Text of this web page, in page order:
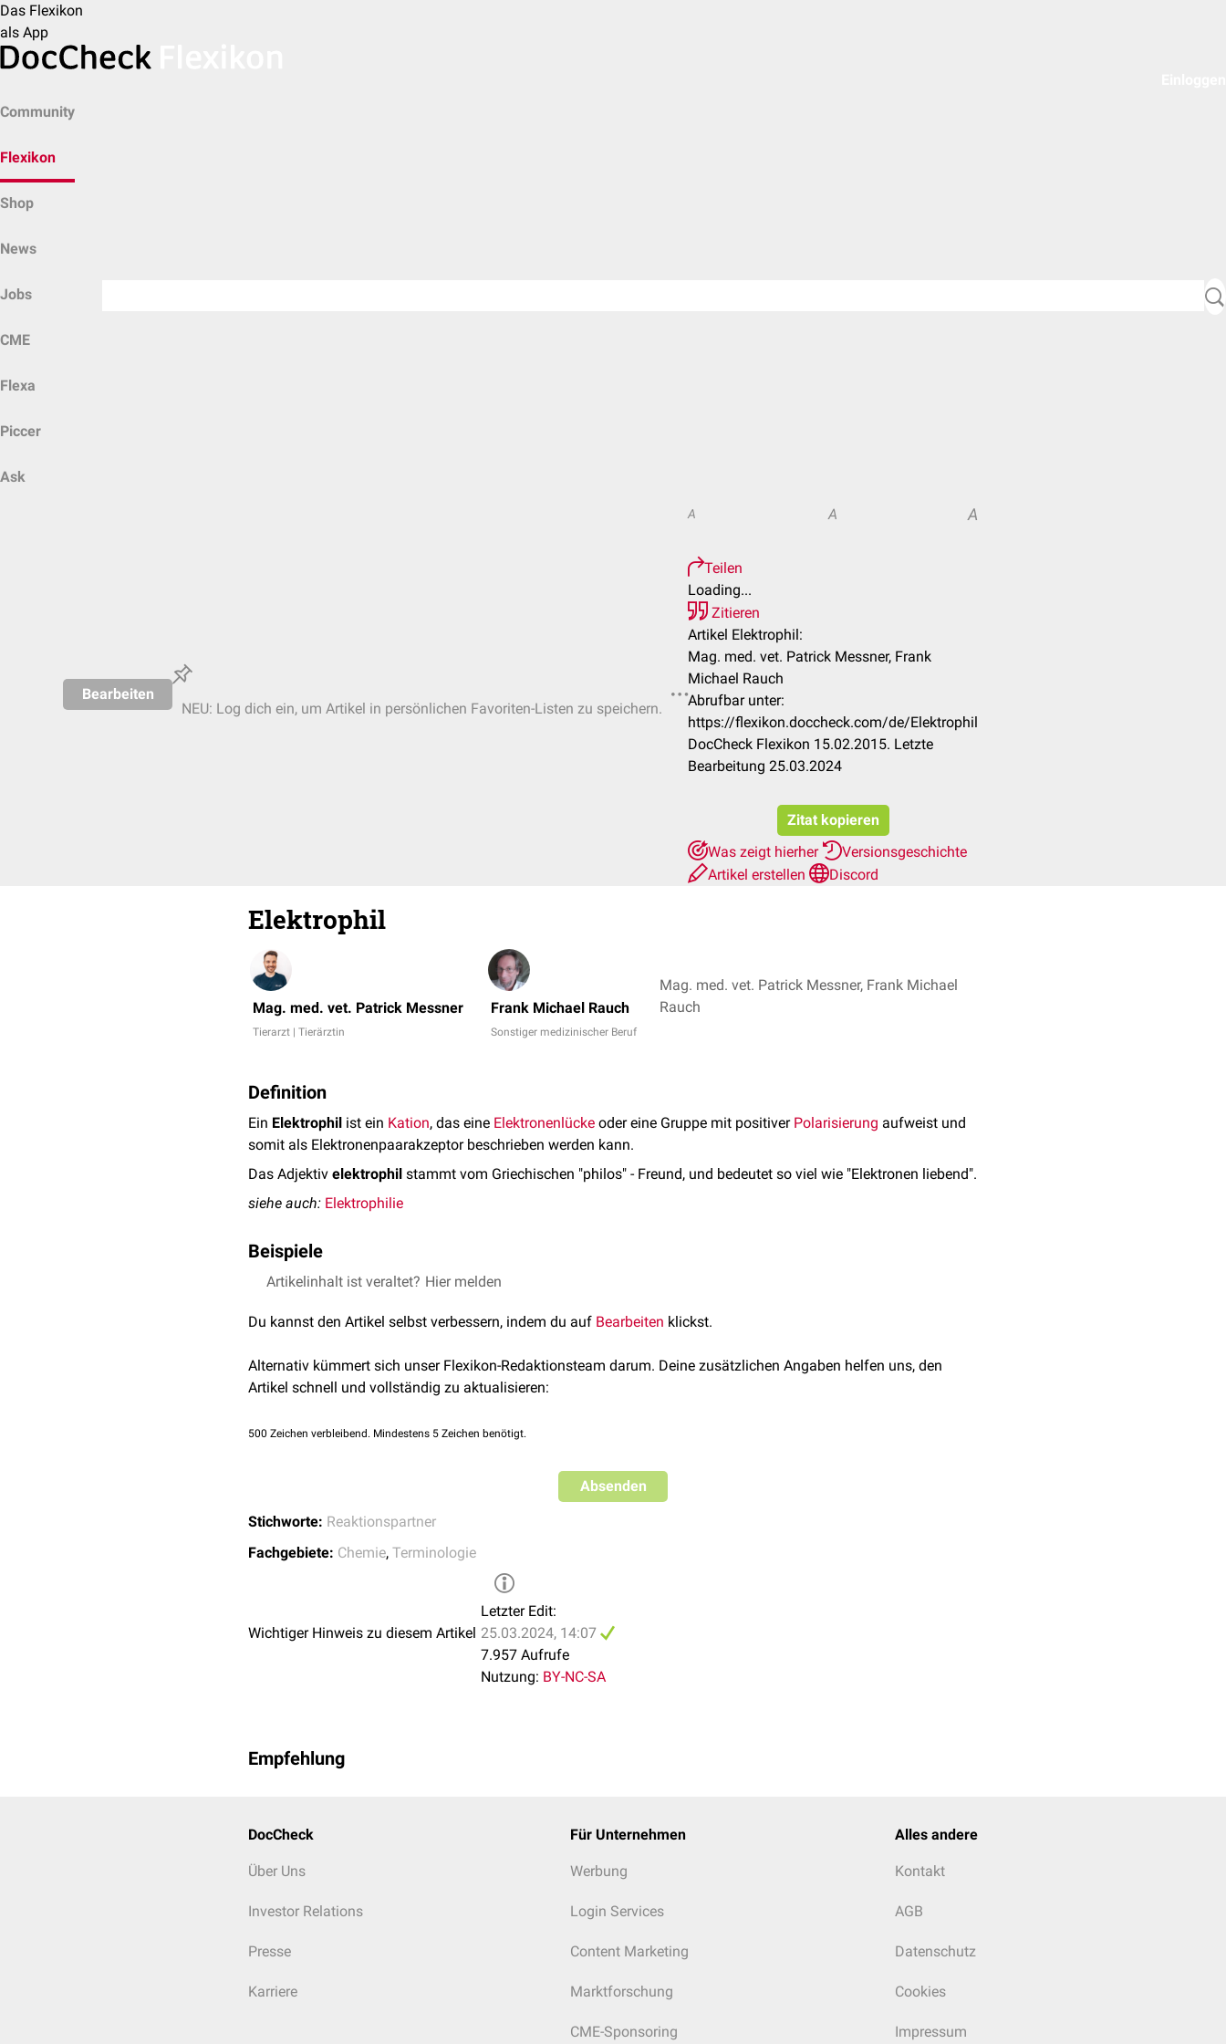
Das Flexikon
als App
Community
Flexikon
Shop
News
Jobs
CME
Flexa
Piccer
Ask
Bearbeiten
NEU: Log dich ein, um Artikel in persönlichen Favoriten-Listen zu speichern.
A A A
Teilen
Loading...
Zitieren
Artikel Elektrophil:
Mag. med. vet. Patrick Messner, Frank
Michael Rauch
Abrufbar unter:
https://flexikon.doccheck.com/de/Elektrophil
DocCheck Flexikon 15.02.2015. Letzte
Bearbeitung 25.03.2024
Zitat kopieren
Was zeigt hierher
Versionsgeschichte
Artikel erstellen
Discord
Elektrophil
Mag. med. vet. Patrick Messner
Tierarzt | Tierärztin
Frank Michael Rauch
Sonstiger medizinischer Beruf
Mag. med. vet. Patrick Messner, Frank Michael
Rauch
Definition
Ein Elektrophil ist ein Kation, das eine Elektronenlücke oder eine Gruppe mit positiver Polarisierung aufweist und
somit als Elektronenpaarakzeptor beschrieben werden kann.
Das Adjektiv elektrophil stammt vom Griechischen "philos" - Freund, und bedeutet so viel wie "Elektronen liebend".
siehe auch: Elektrophilie
Beispiele
H+
SO3
Carbenium-Ion
Artikelinhalt ist veraltet? Hier melden
Du kannst den Artikel selbst verbessern, indem du auf Bearbeiten klickst.
Alternativ kümmert sich unser Flexikon-Redaktionsteam darum. Deine zusätzlichen Angaben helfen uns, den
Artikel schnell und vollständig zu aktualisieren:
500 Zeichen verbleibend. Mindestens 5 Zeichen benötigt.
Absenden
Stichworte: Reaktionspartner
Fachgebiete: Chemie, Terminologie
Wichtiger Hinweis zu diesem Artikel
Letzter Edit:
25.03.2024, 14:07
7.957 Aufrufe
Nutzung: BY-NC-SA
Empfehlung
DocCheck
Über Uns
Investor Relations
Presse
Karriere
Für Unternehmen
Werbung
Login Services
Content Marketing
Marktforschung
CME-Sponsoring
Alles andere
Kontakt
AGB
Datenschutz
Cookies
Impressum